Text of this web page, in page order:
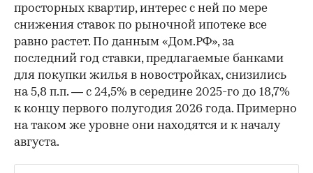
просторных квартир, интерес с ней по мере
снижения ставок по рыночной ипотеке все
равно растет. По данным «Дом.РФ», за
последний год ставки, предлагаемые банками
для покупки жилья в новостройках, снизились
на 5,8 п.п. — с 24,5% в середине 2025-го до 18,7%
к концу первого полугодия 2026 года. Примерно
на таком же уровне они находятся и к началу
августа.